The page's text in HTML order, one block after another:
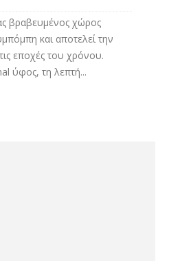
βραβευμένος χώρος
και αποτελεί την
εποχές του χρόνου.
ύφος, τη λεπτή...